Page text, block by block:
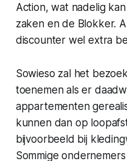
Action, wat nadelig
zaken en de Blokker.
discounter wel extra
Sowieso zal het
toenemen als er
appartementen
kunnen dan op
bijvoorbeeld bij
Sommige